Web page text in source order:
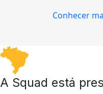
Conhecer
A Squad está